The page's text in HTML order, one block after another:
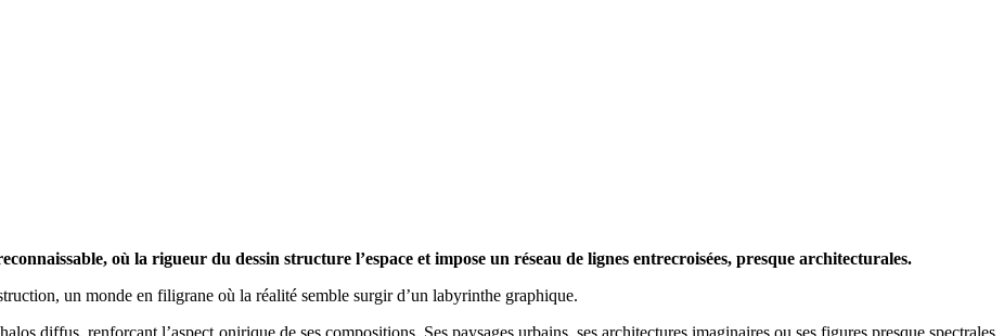
où la rigueur du dessin structure l’espace et impose un réseau de lignes entrecroisées, presque architecturales.
un monde en filigrane où la réalité semble surgir d’un labyrinthe graphique.
diffus, renforçant l’aspect onirique de ses compositions. Ses paysages urbains, ses architectures imaginaires ou ses figures presque spectrales